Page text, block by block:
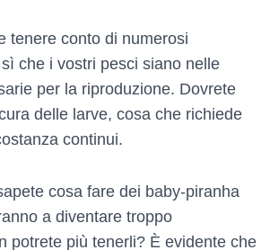
tenere conto di numerosi
che i vostri pesci siano nelle
per la riproduzione. Dovrete
delle larve, cosa che richiede
continui.
cosa fare dei baby-piranha
a diventare troppo
potrete più tenerli? È evidente che